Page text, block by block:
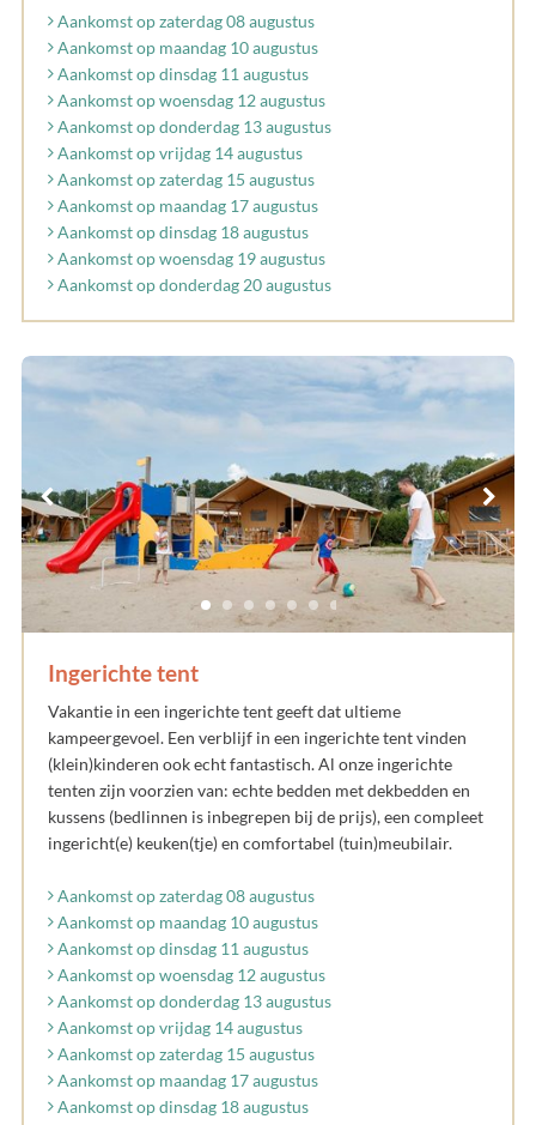
Aankomst op zaterdag 08 augustus
Aankomst op maandag 10 augustus
Aankomst op dinsdag 11 augustus
Aankomst op woensdag 12 augustus
Aankomst op donderdag 13 augustus
Aankomst op vrijdag 14 augustus
Aankomst op zaterdag 15 augustus
Aankomst op maandag 17 augustus
Aankomst op dinsdag 18 augustus
Aankomst op woensdag 19 augustus
Aankomst op donderdag 20 augustus
Ingerichte tent
Vakantie in een ingerichte tent geeft dat ultieme
kampeergevoel. Een verblijf in een ingerichte tent vinden
(klein)kinderen ook echt fantastisch. Al onze ingerichte
tenten zijn voorzien van: echte bedden met dekbedden en
kussens (bedlinnen is inbegrepen bij de prijs), een compleet
ingericht(e) keuken(tje) en comfortabel (tuin)meubilair.
Aankomst op zaterdag 08 augustus
Aankomst op maandag 10 augustus
Aankomst op dinsdag 11 augustus
Aankomst op woensdag 12 augustus
Aankomst op donderdag 13 augustus
Aankomst op vrijdag 14 augustus
Aankomst op zaterdag 15 augustus
Aankomst op maandag 17 augustus
Aankomst op dinsdag 18 augustus